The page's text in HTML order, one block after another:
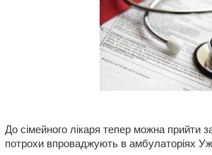
До сімейного лікаря тепер можна прийти
потрохи впроваджують в амбулаторіях